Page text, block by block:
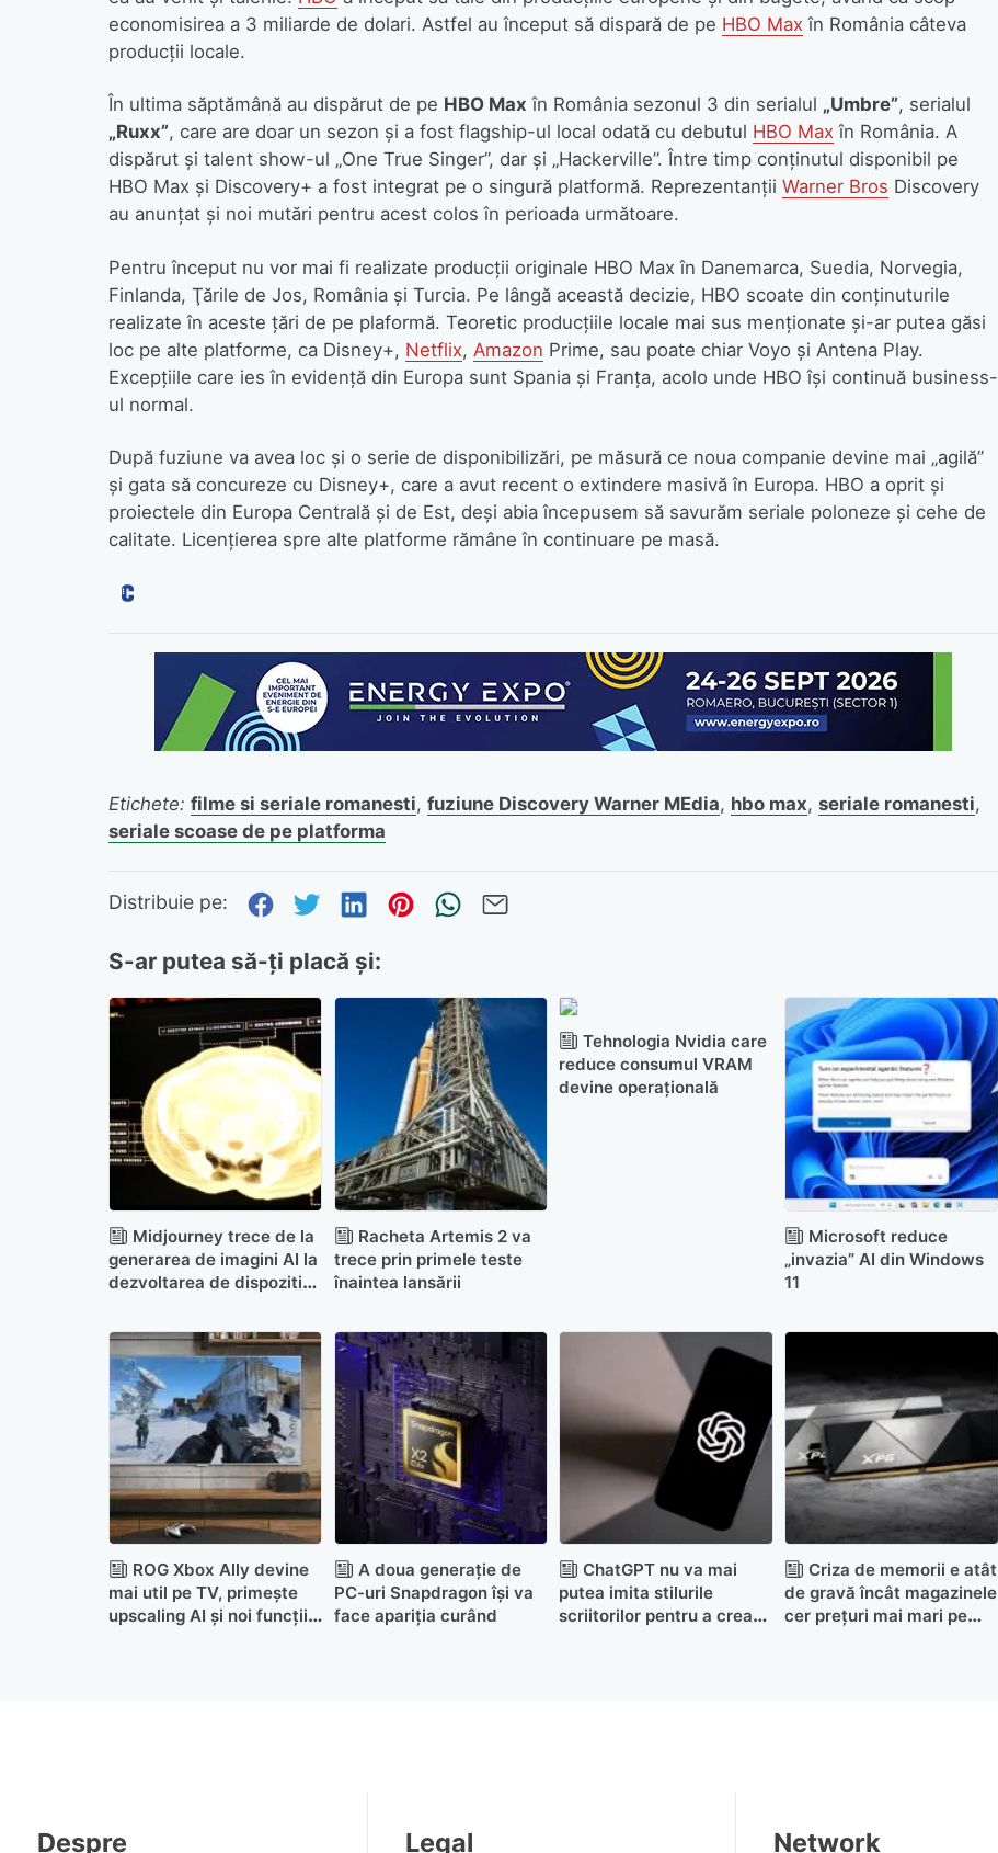
economisirea a 3 miliarde de dolari. Astfel au început să dispară de pe HBO Max în România câteva
producţii locale.
În ultima săptămână au dispărut de pe HBO Max în România sezonul 3 din serialul „Umbre”, serialul
„Ruxx”, care are doar un sezon şi a fost flagship-ul local odată cu debutul HBO Max în România. A
dispărut şi talent show-ul „One True Singer”, dar şi „Hackerville”. Între timp conţinutul disponibil pe
HBO Max şi Discovery+ a fost integrat pe o singură platformă. Reprezentanţii Warner Bros Discovery
au anunţat şi noi mutări pentru acest colos în perioada următoare.
Pentru început nu vor mai fi realizate producţii originale HBO Max în Danemarca, Suedia, Norvegia,
Finlanda, Ţările de Jos, România şi Turcia. Pe lângă această decizie, HBO scoate din conţinuturile
realizate în aceste ţări de pe plaformă. Teoretic producţiile locale mai sus menţionate şi-ar putea găsi
loc pe alte platforme, ca Disney+, Netflix, Amazon Prime, sau poate chiar Voyo şi Antena Play.
Excepţiile care ies în evidenţă din Europa sunt Spania şi Franţa, acolo unde HBO îşi continuă business-
ul normal.
După fuziune va avea loc şi o serie de disponibilizări, pe măsură ce noua companie devine mai „agilă”
şi gata să concureze cu Disney+, care a avut recent o extindere masivă în Europa. HBO a oprit şi
proiectele din Europa Centrală şi de Est, deşi abia începusem să savurăm seriale poloneze şi cehe de
calitate. Licenţierea spre alte platforme rămâne în continuare pe masă.
Etichete: filme si seriale romanesti, fuziune Discovery Warner MEdia, hbo max, seriale romanesti,
seriale scoase de pe platforma
Distribuie pe: Distribuie pe Facebook
Distribuie pe Twitter
Distribuie pe LinkedIn
Distribuie pe Pinterest
Trimite prin whatsapp
S-ar putea să-ți placă și:
Midjourney trece de la
generarea de imagini AI la
dezvoltarea de dispozitive
Racheta Artemis 2 va
trece prin primele teste
înaintea lansării
Tehnologia Nvidia care
reduce consumul VRAM
devine operațională
Microsoft reduce
„invazia” AI din Windows
11
ROG Xbox Ally devine
mai util pe TV, primește
upscaling AI și noi funcții
A doua generație de
PC-uri Snapdragon își va
face apariția curând
ChatGPT nu va mai
putea imita stilurile
scriitorilor pentru a crea
Criza de memorii e atât
de gravă încât magazinele
cer prețuri mai mari pe
Despre Legal Network